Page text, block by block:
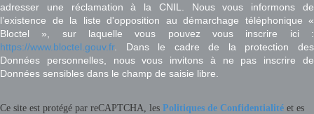
adresser une réclamation à la CNIL. Nous vous informons de
l’existence de la liste d'opposition au démarchage téléphonique «
Bloctel », sur laquelle vous pouvez vous inscrire ici :
https://www.bloctel.gouv.fr. Dans le cadre de la protection des
Données personnelles, nous vous invitons à ne pas inscrire de
Données sensibles dans le champ de saisie libre.
Ce site est protégé par reCAPTCHA, les Politiques de Confidentialité et es